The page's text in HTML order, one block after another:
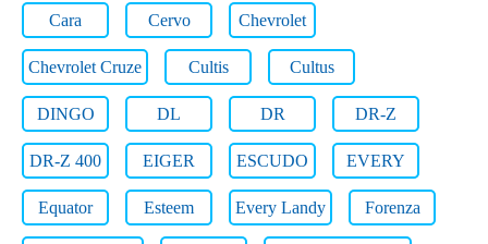
Cara Cervo Chevrolet
Chevrolet Cruze Cultis Cultus
DINGO DL DR DR-Z
DR-Z 400 EIGER ESCUDO EVERY
Equator Esteem Every Landy Forenza